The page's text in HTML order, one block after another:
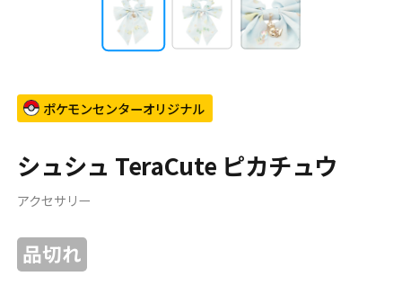
ポケモンセンターオリジナル
シュシュ TeraCute ピカチュウ
アクセサリー
品切れ